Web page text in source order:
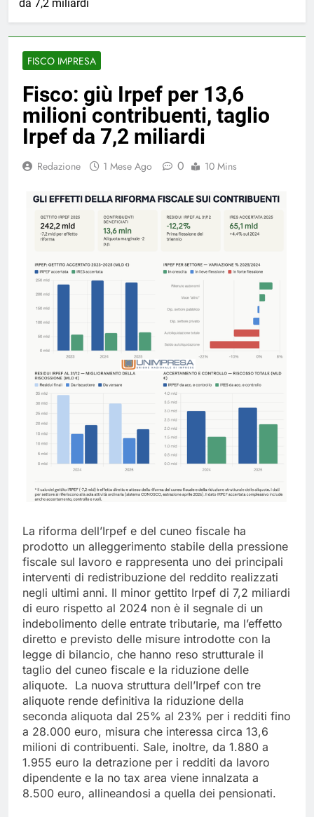
da 7,2 miliardi
FISCO IMPRESA
Fisco: giù Irpef per 13,6
milioni contribuenti, taglio
Irpef da 7,2 miliardi
Redazione 1 Mese Ago 0 10 Mins
La riforma dell’Irpef e del cuneo fiscale ha
prodotto un alleggerimento stabile della pressione
fiscale sul lavoro e rappresenta uno dei principali
interventi di redistribuzione del reddito realizzati
negli ultimi anni. Il minor gettito Irpef di 7,2 miliardi
di euro rispetto al 2024 non è il segnale di un
indebolimento delle entrate tributarie, ma l’effetto
diretto e previsto delle misure introdotte con la
legge di bilancio, che hanno reso strutturale il
taglio del cuneo fiscale e la riduzione delle
aliquote. La nuova struttura dell’Irpef con tre
aliquote rende definitiva la riduzione della
seconda aliquota dal 25% al 23% per i redditi fino
a 28.000 euro, misura che interessa circa 13,6
milioni di contribuenti. Sale, inoltre, da 1.880 a
1.955 euro la detrazione per i redditi da lavoro
dipendente e la no tax area viene innalzata a
8.500 euro, allineandosi a quella dei pensionati.